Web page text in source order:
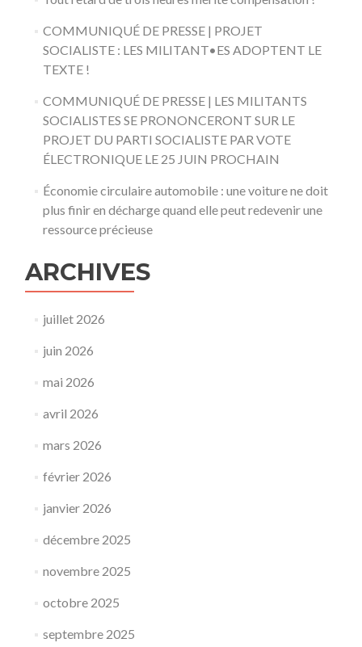
COMMUNIQUÉ DE PRESSE | PROJET
SOCIALISTE : LES MILITANT•ES ADOPTENT LE
TEXTE !
COMMUNIQUÉ DE PRESSE | LES MILITANTS
SOCIALISTES SE PRONONCERONT SUR LE
PROJET DU PARTI SOCIALISTE PAR VOTE
ÉLECTRONIQUE LE 25 JUIN PROCHAIN
Économie circulaire automobile : une voiture ne doit
plus finir en décharge quand elle peut redevenir une
ressource précieuse
ARCHIVES
juillet 2026
juin 2026
mai 2026
avril 2026
mars 2026
février 2026
janvier 2026
décembre 2025
novembre 2025
octobre 2025
septembre 2025